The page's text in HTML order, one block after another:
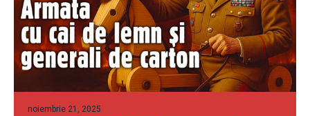
noiembrie 21, 2025